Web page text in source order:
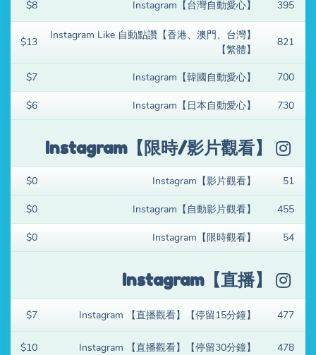
395
Instagram【台灣自動愛心】
$8
821
Instagram Like 自動點讚【香港、澳門、台灣】
【繁體】
$13
700
Instagram【韓國自動愛心】
$7
730
Instagram【日本自動愛心】
$6
Instagram【限時/影片觀看】
51
Instagram【影片觀看】
$0
455
Instagram【自動影片觀看】
$0
54
Instagram【限時觀看】
$0
Instagram【直播】
477
Instagram 【直播觀看】【停留15分鐘】
$7
478
Instagram 【直播觀看】【停留30分鐘】
$10